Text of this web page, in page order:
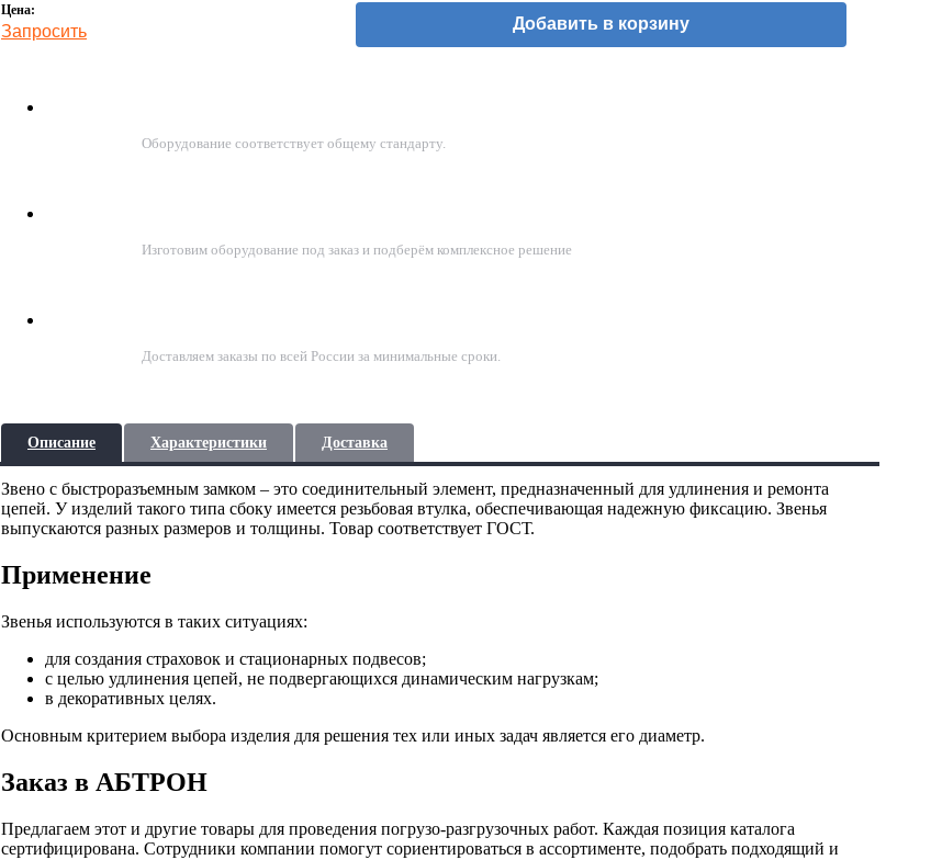
Цена:
Запросить Добавить в корзину
Оборудование соответствует общему стандарту.
Изготовим оборудование под заказ и подберём комплексное решение
Доставляем заказы по всей России за минимальные сроки.
Описание Характеристики Доставка
Звено с быстроразъемным замком – это соединительный элемент, предназначенный для удлинения и ремонта
цепей. У изделий такого типа сбоку имеется резьбовая втулка, обеспечивающая надежную фиксацию. Звенья
выпускаются разных размеров и толщины. Товар соответствует ГОСТ.
Применение
Звенья используются в таких ситуациях:
для создания страховок и стационарных подвесов;
с целью удлинения цепей, не подвергающихся динамическим нагрузкам;
в декоративных целях.
Основным критерием выбора изделия для решения тех или иных задач является его диаметр.
Заказ в АБТРОН
Предлагаем этот и другие товары для проведения погрузо-разгрузочных работ. Каждая позиция каталога
сертифицирована. Сотрудники компании помогут сориентироваться в ассортименте, подобрать подходящий и